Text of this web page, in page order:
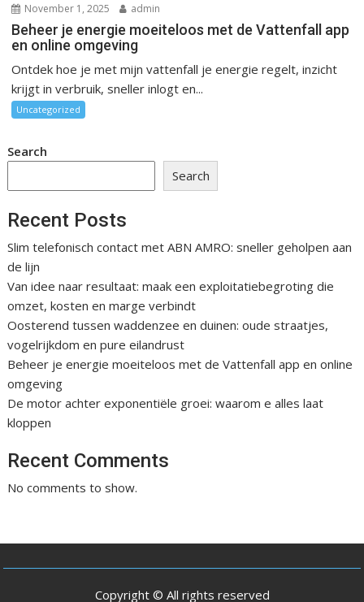
November 1, 2025 admin
Beheer je energie moeiteloos met de Vattenfall app
en online omgeving
Ontdek hoe je met mijn vattenfall je energie regelt, inzicht
krijgt in verbruik, sneller inlogt en...
Uncategorized
Search
Search
Recent Posts
Slim telefonisch contact met ABN AMRO: sneller geholpen aan
de lijn
Van idee naar resultaat: maak een exploitatiebegroting die
omzet, kosten en marge verbindt
Oosterend tussen waddenzee en duinen: oude straatjes,
vogelrijkdom en pure eilandrust
Beheer je energie moeiteloos met de Vattenfall app en online
omgeving
De motor achter exponentiële groei: waarom e alles laat
kloppen
Recent Comments
No comments to show.
Copyright © All rights reserved